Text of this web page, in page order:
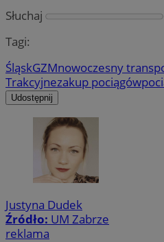
Słuchaj
Tagi:
ŚląskGZMnowoczesny
Trakcyjnezakup pociągów
Udostępnij
Justyna Dudek
Źródło: UM Zabrze
reklama